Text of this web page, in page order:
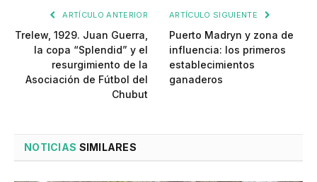
ARTÍCULO ANTERIOR
Trelew, 1929. Juan Guerra,
la copa “Splendid” y el
resurgimiento de la
Asociación de Fútbol del
Chubut
ARTÍCULO SIGUIENTE
Puerto Madryn y zona de
influencia: los primeros
establecimientos
ganaderos
NOTICIAS SIMILARES